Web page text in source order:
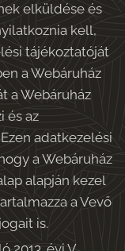
elküldése és
kell,
tájékoztatóját
a Webáruház
a Webáruház
és az
adatkezelési
a Webáruház
alapján kezel
a Vevő
is.